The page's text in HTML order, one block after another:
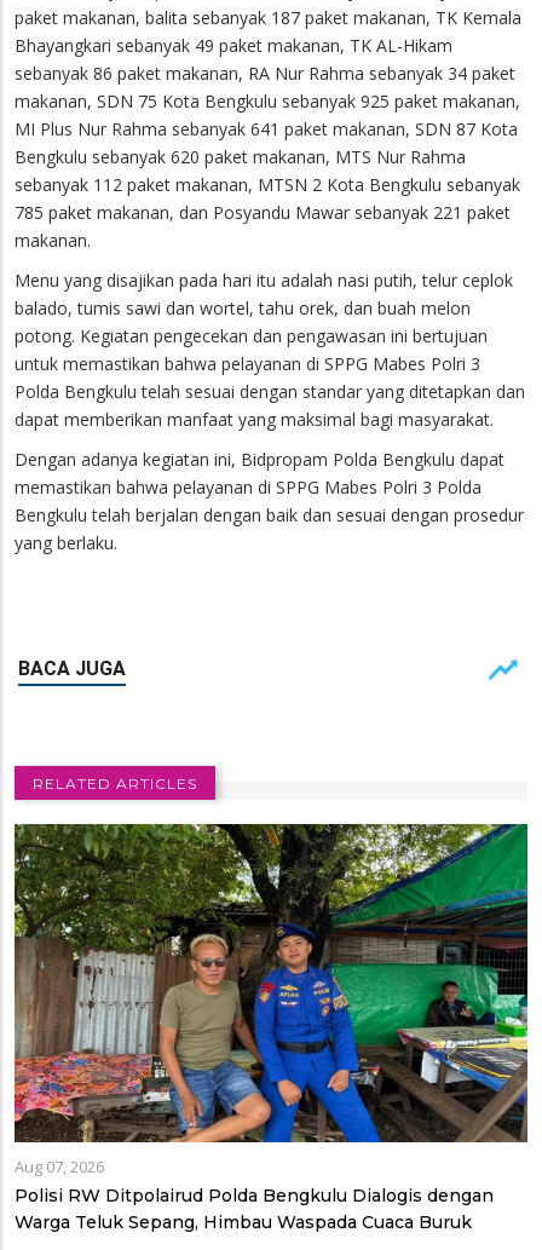
paket makanan, balita sebanyak 187 paket makanan, TK Kemala
Bhayangkari sebanyak 49 paket makanan, TK AL-Hikam
sebanyak 86 paket makanan, RA Nur Rahma sebanyak 34 paket
makanan, SDN 75 Kota Bengkulu sebanyak 925 paket makanan,
MI Plus Nur Rahma sebanyak 641 paket makanan, SDN 87 Kota
Bengkulu sebanyak 620 paket makanan, MTS Nur Rahma
sebanyak 112 paket makanan, MTSN 2 Kota Bengkulu sebanyak
785 paket makanan, dan Posyandu Mawar sebanyak 221 paket
makanan.
Menu yang disajikan pada hari itu adalah nasi putih, telur ceplok
balado, tumis sawi dan wortel, tahu orek, dan buah melon
potong. Kegiatan pengecekan dan pengawasan ini bertujuan
untuk memastikan bahwa pelayanan di SPPG Mabes Polri 3
Polda Bengkulu telah sesuai dengan standar yang ditetapkan dan
dapat memberikan manfaat yang maksimal bagi masyarakat.
Dengan adanya kegiatan ini, Bidpropam Polda Bengkulu dapat
memastikan bahwa pelayanan di SPPG Mabes Polri 3 Polda
Bengkulu telah berjalan dengan baik dan sesuai dengan prosedur
yang berlaku.
RELATED ARTICLES
Aug 07, 2026
Polisi RW Ditpolairud Polda Bengkulu Dialogis dengan
Warga Teluk Sepang, Himbau Waspada Cuaca Buruk